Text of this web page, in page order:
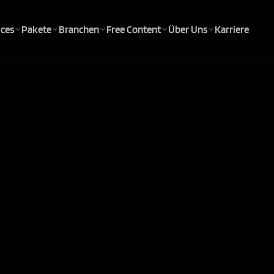
Pakete Branchen Free Content Über Uns Karriere